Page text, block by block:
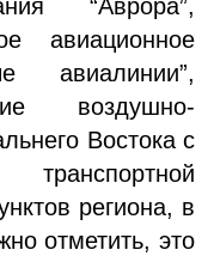
“Аврора”,
авиационное
авиалинии”,
воздушно-
Востока с
региона, в
отметить, это